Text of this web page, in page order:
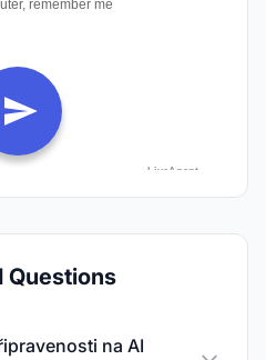
Questions
na AI